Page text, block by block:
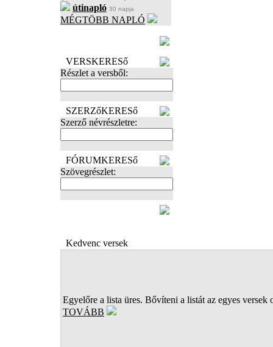
útinapló 30 napja
MÉGTÖBB NAPLÓ
VERSKERESő
Részlet a versből:
SZERZőKERESő
Szerző névrészletre:
FÓRUMKERESő
Szövegrészlet:
Kedvenc versek
Egyelőre a lista üres. Bővíteni a listát az egyes versek
TOVÁBB